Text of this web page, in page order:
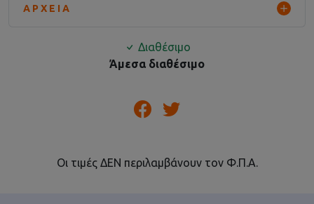
ΑΡΧΕΊΑ
Διαθέσιμο
Άμεσα διαθέσιμο
Οι τιμές ΔΕΝ περιλαμβάνουν τον Φ.Π.Α.